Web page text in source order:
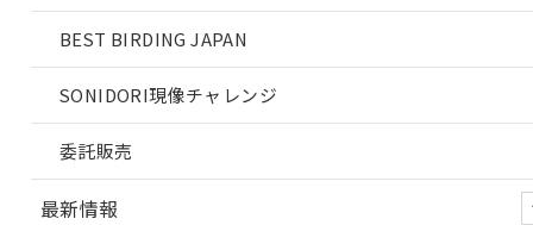
BEST BIRDING JAPAN
SONIDORI現像チャレンジ
委託販売
最新情報